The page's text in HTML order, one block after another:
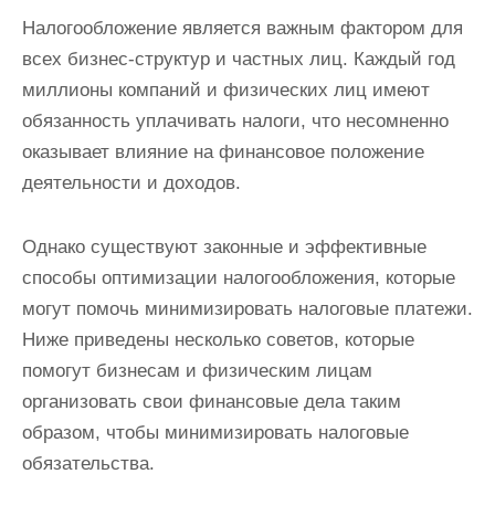
Налогообложение является важным фактором для
всех бизнес-структур и частных лиц. Каждый год
миллионы компаний и физических лиц имеют
обязанность уплачивать налоги, что несомненно
оказывает влияние на финансовое положение
деятельности и доходов.
Однако существуют законные и эффективные
способы оптимизации налогообложения, которые
могут помочь минимизировать налоговые платежи.
Ниже приведены несколько советов, которые
помогут бизнесам и физическим лицам
организовать свои финансовые дела таким
образом, чтобы минимизировать налоговые
обязательства.